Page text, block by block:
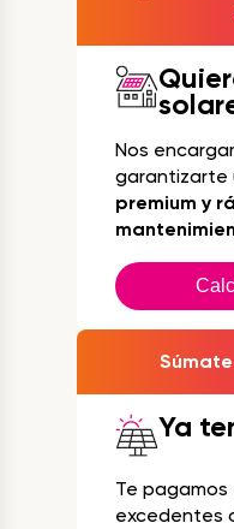
Nos
garantizarte
premium y
Ya
Te pagamos
excedentes